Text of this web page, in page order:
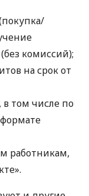
комиссий);
на срок от
том числе по
работникам,